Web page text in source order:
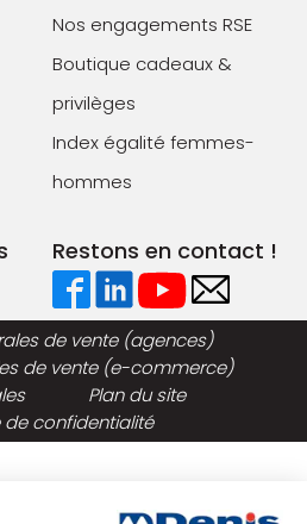
Nos engagements RSE
Boutique cadeaux &
privilèges
Index égalité femmes-
hommes
Restons en contact !
de vente (agences)
de vente (e-commerce)
Plan du site
de confidentialité